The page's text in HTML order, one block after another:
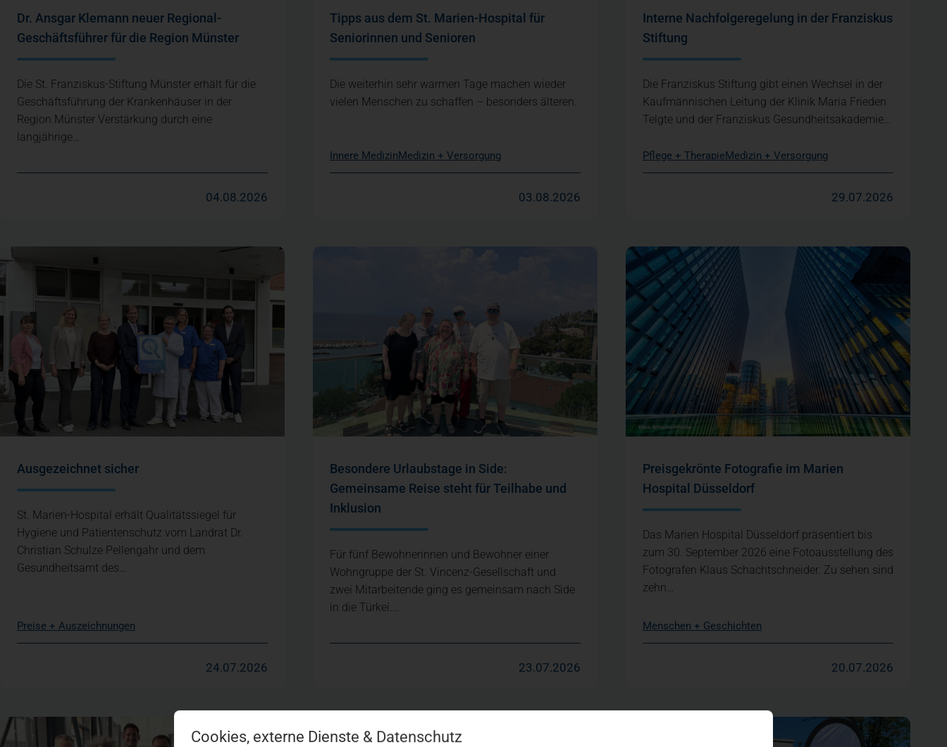
Dr. Ansgar Klemann neuer Regional-
Geschäftsführer für die Region Münster
Die St. Franziskus-Stiftung Münster erhält für die
Geschäftsführung der Krankenhäuser in der
Region Münster Verstärkung durch eine
langjährige…
04.08.2026
Tipps aus dem St. Marien-Hospital für
Seniorinnen und Senioren
Die weiterhin sehr warmen Tage machen wieder
vielen Menschen zu schaffen – besonders älteren.
Innere Medizin Medizin + Versorgung
03.08.2026
Interne Nachfolgeregelung in der Franziskus
Stiftung
Die Franziskus Stiftung gibt einen Wechsel in der
Kaufmännischen Leitung der Klinik Maria Frieden
Telgte und der Franziskus Gesundheitsakademie…
Pflege + Therapie Medizin + Versorgung
29.07.2026
Ausgezeichnet sicher
St. Marien-Hospital erhält Qualitätssiegel für
Hygiene und Patientenschutz vom Landrat Dr.
Christian Schulze Pellengahr und dem
Gesundheitsamt des…
Preise + Auszeichnungen
24.07.2026
Besondere Urlaubstage in Side:
Gemeinsame Reise steht für Teilhabe und
Inklusion
Für fünf Bewohnerinnen und Bewohner einer
Wohngruppe der St. Vincenz-Gesellschaft und
zwei Mitarbeitende ging es gemeinsam nach Side
in die Türkei.…
23.07.2026
Preisgekrönte Fotografie im Marien
Hospital Düsseldorf
Das Marien Hospital Düsseldorf präsentiert bis
zum 30. September 2026 eine Fotoausstellung des
Fotografen Klaus Schachtschneider. Zu sehen sind
zehn…
Menschen + Geschichten
20.07.2026
Cookies, externe Dienste & Datenschutz